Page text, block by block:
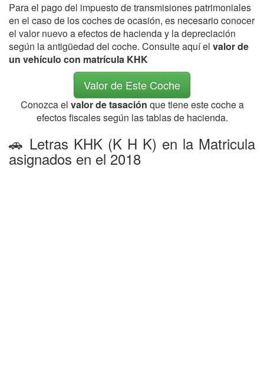
Para el pago del impuesto de transmisiones patrimoniales
en el caso de los coches de ocasión, es necesario conocer
el valor nuevo a efectos de hacienda y la depreciación
según la antigüedad del coche. Consulte aquí el valor de
un vehículo con matrícula KHK
Valor de Este Coche
Conozca el valor de tasación que tiene este coche a
efectos fiscales según las tablas de hacienda.
🚗 Letras KHK (K H K) en la Matricula
asignados en el 2018